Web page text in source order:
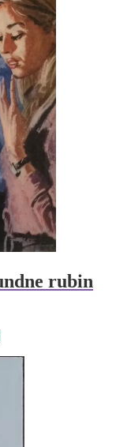
rubin